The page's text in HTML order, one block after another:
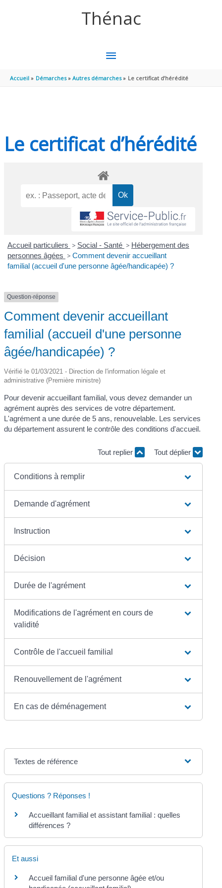
Thénac
MENU
PRINCIPAL
Accueil Démarches Autres démarches Le certificat d’hérédité
Le certificat d’hérédité
Accueil particuliers > Social - Santé > Hébergement des
personnes âgées > Comment devenir accueillant
familial (accueil d'une personne âgée/handicapée) ?
Question-réponse
Comment devenir accueillant
familial (accueil d'une personne
âgée/handicapée) ?
Vérifié le 01/03/2021 - Direction de l'information légale et
administrative (Première ministre)
Pour devenir accueillant familial, vous devez demander un
agrément auprès des services de votre département.
L'agrément a une durée de 5 ans, renouvelable. Les services
du département assurent le contrôle des conditions d'accueil.
Tout replier Tout déplier
Conditions à remplir
Demande d'agrément
Instruction
Décision
Durée de l'agrément
Modifications de l'agrément en cours de
validité
Contrôle de l'accueil familial
Renouvellement de l'agrément
En cas de déménagement
Textes de référence
Questions ? Réponses !
Accueillant familial et assistant familial : quelles
différences ?
Et aussi
Accueil familial d'une personne âgée et/ou